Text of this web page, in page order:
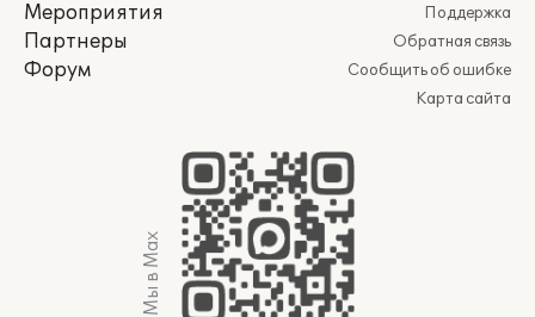
Мероприятия
Партнеры
Форум
Поддержка
Обратная связь
Сообщить об ошибке
Карта сайта
Мы в Max